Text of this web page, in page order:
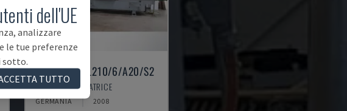
OPTIMAT KAL210/6/A20/S2
HOMAG - BORDATRICE
GERMANIA 2008
dell'UE
analizzare
le tue preferenze
sotto.
TUTTO